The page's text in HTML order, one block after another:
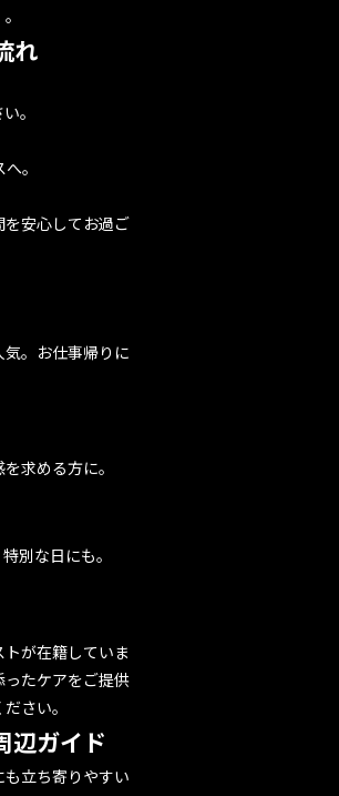
れ
。
。
安心してお過ご
。お仕事帰りに
求める方に。
別な日にも。
が在籍していま
たケアをご提供
さい。
辺ガイド
立ち寄りやすい